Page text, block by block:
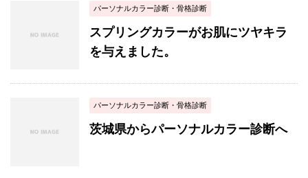
パーソナルカラー診断・骨格診断
スプリングカラーがお肌にツヤキラ
を与えました。
パーソナルカラー診断・骨格診断
茨城県からパーソナルカラー診断へ